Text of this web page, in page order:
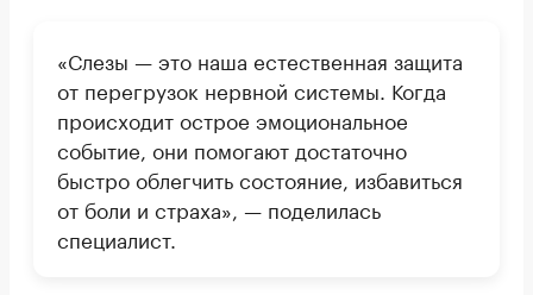
«Слезы — это наша естественная защита
от перегрузок нервной системы. Когда
происходит острое эмоциональное
событие, они помогают достаточно
быстро облегчить состояние, избавиться
от боли и страха», — поделилась
специалист.